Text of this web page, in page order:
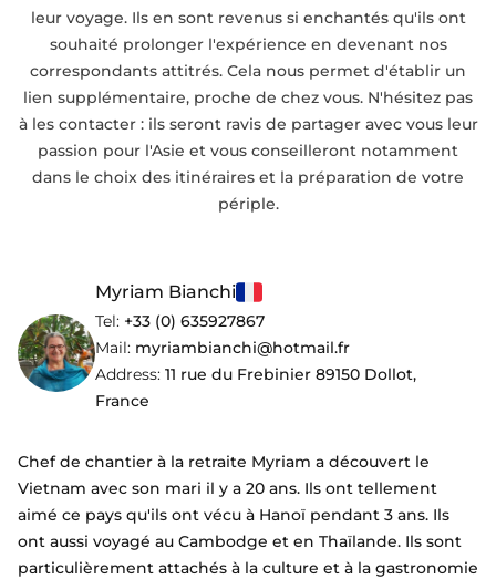
leur voyage. Ils en sont revenus si enchantés qu'ils ont
souhaité prolonger l'expérience en devenant nos
correspondants attitrés. Cela nous permet d'établir un
lien supplémentaire, proche de chez vous. N'hésitez pas
à les contacter : ils seront ravis de partager avec vous leur
passion pour l'Asie et vous conseilleront notamment
dans le choix des itinéraires et la préparation de votre
périple.
Myriam Bianchi
Tel: +33 (0) 635927867
Mail: myriambianchi@hotmail.fr
Address: 11 rue du Frebinier 89150 Dollot,
France
Chef de chantier à la retraite Myriam a découvert le
Vietnam avec son mari il y a 20 ans. Ils ont tellement
aimé ce pays qu'ils ont vécu à Hanoï pendant 3 ans. Ils
ont aussi voyagé au Cambodge et en Thaïlande. Ils sont
particulièrement attachés à la culture et à la gastronomie